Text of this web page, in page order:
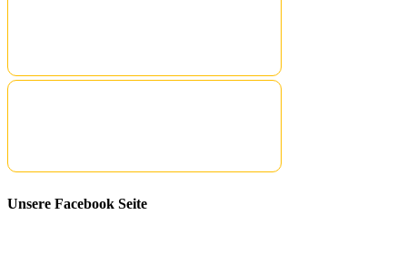
Unsere Facebook Seite